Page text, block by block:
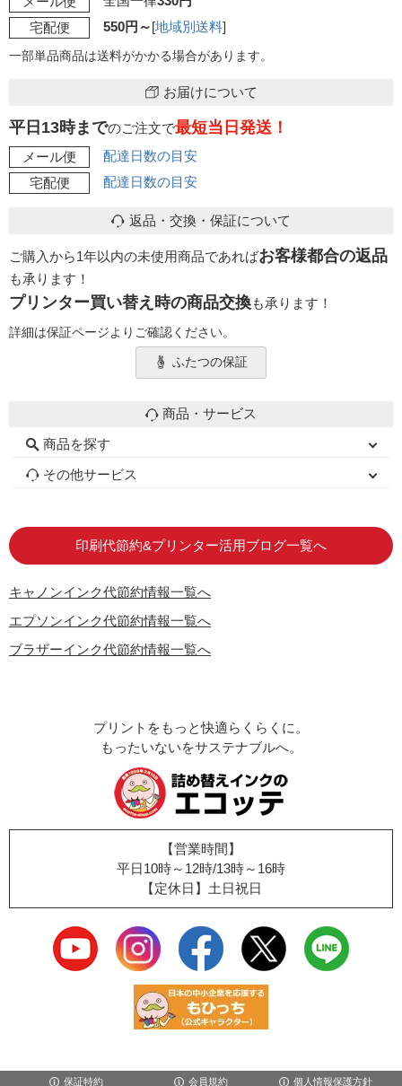
宅配便
550円～[地域別送料]
一部単品商品は送料がかかる場合があります。
お届けについて
平日13時までのご注文で最短当日発送！
メール便
配達日数の目安
宅配便
配達日数の目安
返品・交換・保証について
ご購入から1年以内の未使用商品であればお客様都合の返品
も承ります！
プリンター買い替え時の商品交換も承ります！
詳細は保証ページよりご確認ください。
ふたつの保証
商品・サービス
商品を探す
初心者用セット
キャノンインク
エプソンインク
ブラザーインク
詰め替えインク
互換インクボトル
互換インクカートリッジ
再生インクカートリッジ
トナーカートリッジ
その他サービス
印刷代節約&プリンター活用ブログ一覧へ
キャノンインク代節約情報一覧へ
エプソンインク代節約情報一覧へ
ブラザーインク代節約情報一覧へ
プリントをもっと快適らくらくに。
もったいないをサステナブルへ。
【営業時間】
平日10時～12時/13時～16時
【定休日】土日祝日
保証特約 会員規約 個人情報保護方針